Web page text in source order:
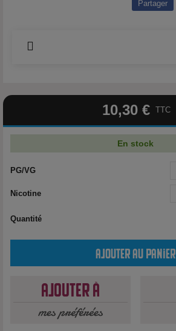
Partager
10,30 € TTC
En stock
PG/VG
Nicotine
Quantité
Ajouter au panier
Ajouter à
mes préférées